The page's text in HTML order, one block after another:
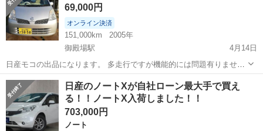
69,000円
オンライン決済
151,000km
2005年
御殿場駅
4月14日
日産モコの出品になります。 多走行ですが機能的には問題有りませ
ん。エアコン冷えます。足代わりにいかがでしょうか？
静岡 御殿場市 御殿場駅 日産 日産モコ
日産のノートXが自社ローン最大手で買え
る！！ノートX入荷しました！！
703,000円
ノート